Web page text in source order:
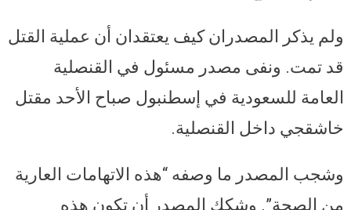
ولم يذكر المصدران كيف يعتقدان أن عملية القتل
قد تمت. ونفى مصدر مسئول في القنصلية
العامة للسعودية في إسطنبول صباح الأحد مقتل
خاشقجي داخل القنصلية.
وشجب المصدر ما وصفه “هذه الاتهامات العارية
من الصحة”. وشكك المصدر أن تكون هذه